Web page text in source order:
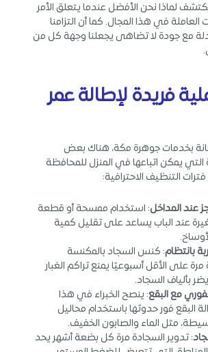
لماذا نحن الأفضل عندما يتعلق الأمر
العاملة في هذا المجال. كما أن التزامنا
مع جودة لا تضاهى يجعلنا وجهة كل من
فريدة لإطالة عمر
بخدمات جوهرة مكة، هناك بعض
التي يمكن اتباعها في المنزل للمحافظة
التنظيف الاحترافية:
عند المداخل: استخدام ممسحة أو قطعة
عند الباب يساعد على تقليل كمية
بانتظام: كنس السجاد بالمكنسة
مرة على الأقل أسبوعيًا يمنع تراكم الغبار
بألياف السجاد.
مع البقع: ينصح الخبراء في هذا
البقع فور حدوثها باستخدام محاليل
مثل الماء والصابون الخفيف.
: تدوير السجادة مرة كل بضعة أشهر يحد